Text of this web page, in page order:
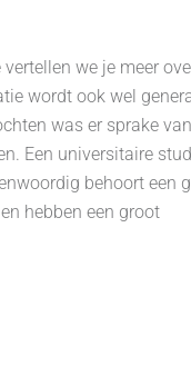
we je meer
wordt ook wel
was er sprake
Een universitaire
behoort een
hebben een groot